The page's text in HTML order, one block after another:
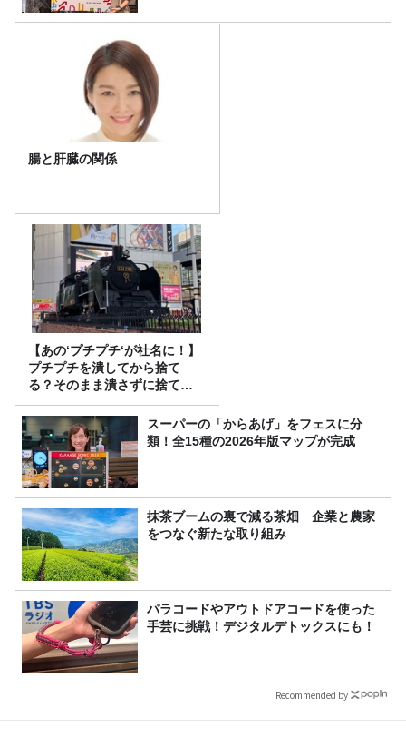
腸と肝臓の関係
【あの‘プチプチ‘が社名に！】
プチプチを潰してから捨て
る？そのまま潰さずに捨て
る？
スーパーの「からあげ」をフェスに分
類！全15種の2026年版マップが完成
抹茶ブームの裏で減る茶畑 企業と農家
をつなぐ新たな取り組み
パラコードやアウトドアコードを使った
手芸に挑戦！デジタルデトックスにも！
Recommended by